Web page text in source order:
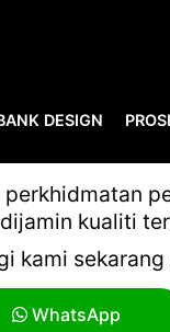
DESIGN
kualiti
kami
WhatsApp